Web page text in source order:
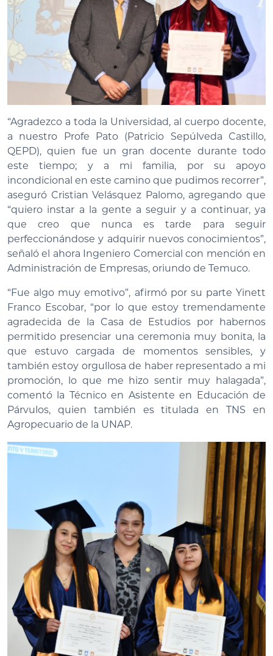
“Agradezco a toda la Universidad, al cuerpo docente,
a nuestro Profe Pato (Patricio Sepúlveda Castillo,
QEPD), quien fue un gran docente durante todo
este tiempo; y a mi familia, por su apoyo
incondicional en este camino que pudimos recorrer”,
aseguró Cristian Velásquez Palomo, agregando que
“quiero instar a la gente a seguir y a continuar, ya
que creo que nunca es tarde para seguir
perfeccionándose y adquirir nuevos conocimientos”,
señaló el ahora Ingeniero Comercial con mención en
Administración de Empresas, oriundo de Temuco.
“Fue algo muy emotivo”, afirmó por su parte Yinett
Franco Escobar, “por lo que estoy tremendamente
agradecida de la Casa de Estudios por habernos
permitido presenciar una ceremonia muy bonita, la
que estuvo cargada de momentos sensibles, y
también estoy orgullosa de haber representado a mi
promoción, lo que me hizo sentir muy halagada”,
comentó la Técnico en Asistente en Educación de
Párvulos, quien también es titulada en TNS en
Agropecuario de la UNAP.